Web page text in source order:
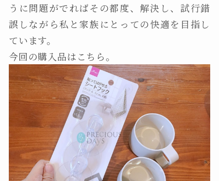
うに問題がでればその都度、解決し、試行錯
誤しながら私と家族にとっての快適を目指し
ています。
今回の購入品はこちら。